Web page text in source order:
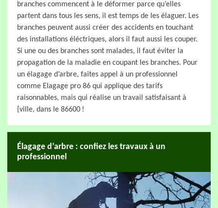
branches commencent à le déformer parce qu’elles
partent dans tous les sens, il est temps de les élaguer. Les
branches peuvent aussi créer des accidents en touchant
des installations éléctriques, alors il faut aussi les couper.
Si une ou des branches sont malades, il faut éviter la
propagation de la maladie en coupant les branches. Pour
un élagage d’arbre, faites appel à un professionnel
comme Elagage pro 86 qui applique des tarifs
raisonnables, mais qui réalise un travail satisfaisant à
{ville, dans le 86600 !
Élagage d’arbre : confiez les travaux à un
professionnel